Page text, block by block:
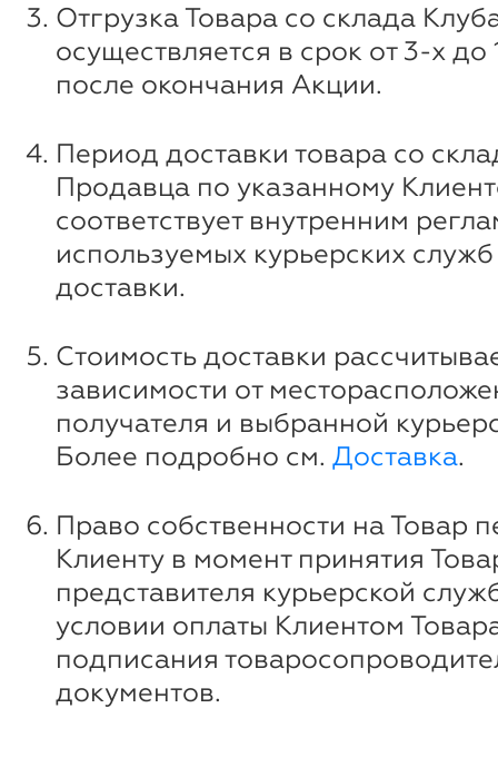
Отгрузка Товара со склада
осуществляется в срок от 3-х
после окончания Акции.
Период доставки товара со
Продавца по указанному
соответствует внутренним
используемых курьерских
доставки.
Стоимость доставки
зависимости от
получателя и выбранной
Более подробно см. Доставка.
Право собственности на Товар
Клиенту в момент принятия
представителя курьерской
условии оплаты Клиентом
подписания
документов.